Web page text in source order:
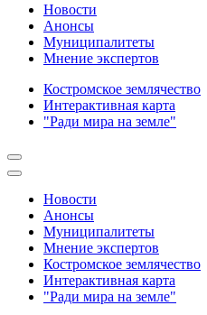
Новости
Анонсы
Муниципалитеты
Мнение экспертов
Костромское землячество
Интерактивная карта
"Ради мира на земле"
Новости
Анонсы
Муниципалитеты
Мнение экспертов
Костромское землячество
Интерактивная карта
"Ради мира на земле"